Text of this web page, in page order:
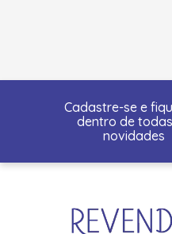
Cadastre-se e
dentro de
novidades